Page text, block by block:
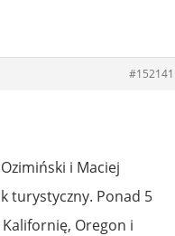
#152141
i Maciej
turystyczny. Ponad 5
Oregon i